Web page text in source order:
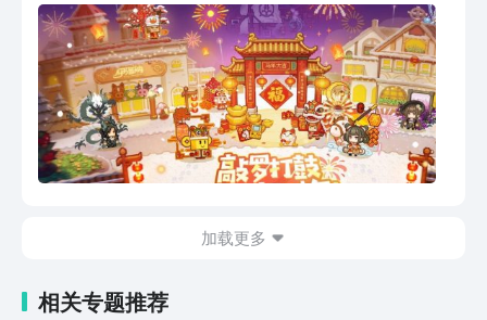
千人同屏的宗门战、组队屠魔、异界入侵
等社交玩法体验，仙路漫漫，吾道不孤。
无限可能的世界！ 作为冒险者，你将来
到这个“以太风”席卷的异变世界，在地面
生活，去地下打怪，做一切你想做的事。
成为救世英雄？抑或钢琴家、种田农民，
还是三头六臂变异人？在这个肆无忌惮的
世界里，成为什么样的人，你自己说了
算！
加载更多
相关专题推荐